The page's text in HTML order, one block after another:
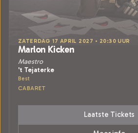
ZATERDAG 17 APRIL 2027 • 20:30 UUR
Marlon Kicken
Maestro
't Tejaterke
Best
CABARET
Laatste Tickets